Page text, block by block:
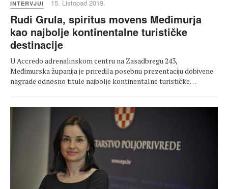
INTERVJUI 15. Listopad 2019.
Rudi Grula, spiritus movens Međimurja
kao najbolje kontinentalne turističke
destinacije
U Accredo adrenalinskom centru na Zasadbregu 243,
Međimurska županija je priredila posebnu prezentaciju dobivene
nagrade odnosno titule najbolje kontinentalne turističke…